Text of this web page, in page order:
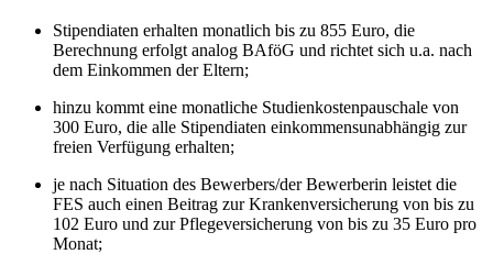
Stipendiaten erhalten monatlich bis zu 855 Euro, die
Berechnung erfolgt analog BAföG und richtet sich u.a. nach
dem Einkommen der Eltern;
hinzu kommt eine monatliche Studienkostenpauschale von
300 Euro, die alle Stipendiaten einkommensunabhängig zur
freien Verfügung erhalten;
je nach Situation des Bewerbers/der Bewerberin leistet die
FES auch einen Beitrag zur Krankenversicherung von bis zu
102 Euro und zur Pflegeversicherung von bis zu 35 Euro pro
Monat;